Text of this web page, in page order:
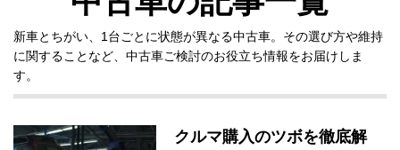
新車とちがい、1台ごとに状態が異なる中古車。その選び方や維持
に関することなど、中古車ご検討のお役立ち情報をお届けしま
す。
クルマ購入のツボを徹底解